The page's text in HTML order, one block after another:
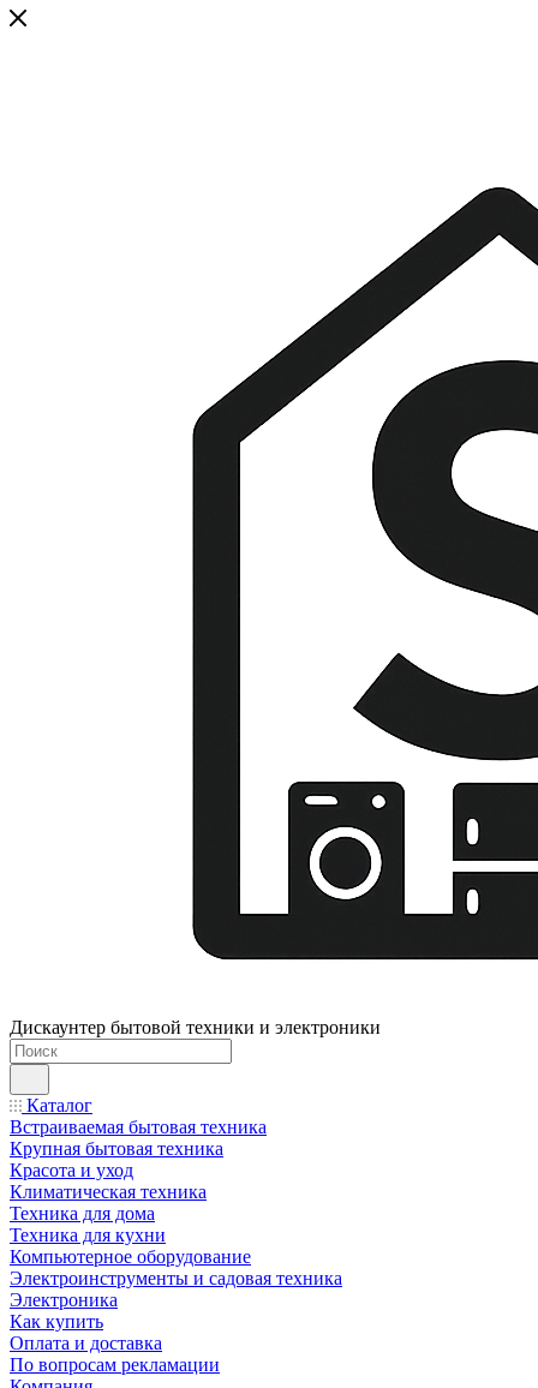
Дискаунтер бытовой техники и электроники
Каталог
Встраиваемая бытовая техника
Крупная бытовая техника
Красота и уход
Климатическая техника
Техника для дома
Техника для кухни
Компьютерное оборудование
Электроинструменты и садовая техника
Электроника
Как купить
Оплата и доставка
По вопросам рекламации